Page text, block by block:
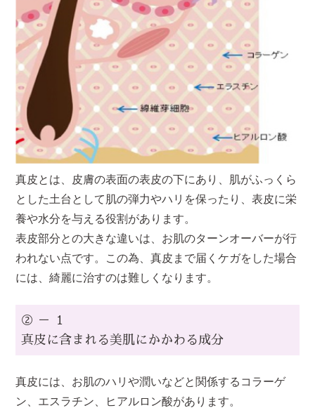
真皮とは、皮膚の表面の表皮の下にあり、肌がふっくら
とした土台として肌の弾力やハリを保ったり、表皮に栄
養や水分を与える役割があります。
表皮部分との大きな違いは、お肌のターンオーバーが行
われない点です。この為、真皮まで届くケガをした場合
には、綺麗に治すのは難しくなります。
② － １
真皮に含まれる美肌にかかわる成分
真皮には、お肌のハリや潤いなどと関係するコラーゲ
ン、エスラチン、ヒアルロン酸があります。